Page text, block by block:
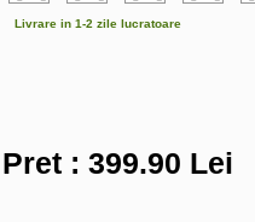
Livrare in 1-2 zile lucratoare
Pret : 399.90 Lei